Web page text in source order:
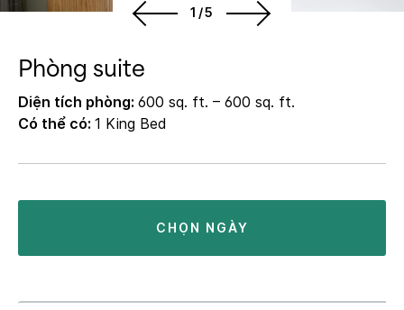
1/5
Phòng suite
Diện tích phòng: 600 sq. ft. – 600 sq. ft.
Có thể có: 1 King Bed
CHỌN NGÀY